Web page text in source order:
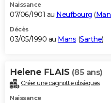
Naissance
07/06/1901 au Neufbourg (
Décès
03/05/1990 au Mans (Sarthe)
Helene FLAIS (85 ans)
Créer une cagnotte obsèques
Naissance